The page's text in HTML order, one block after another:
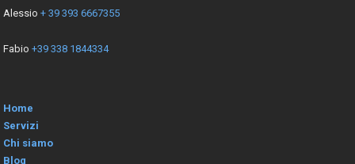
Alessio + 39 393 6667355
Fabio +39 338 1844334
Home
Servizi
Chi siamo
Blog